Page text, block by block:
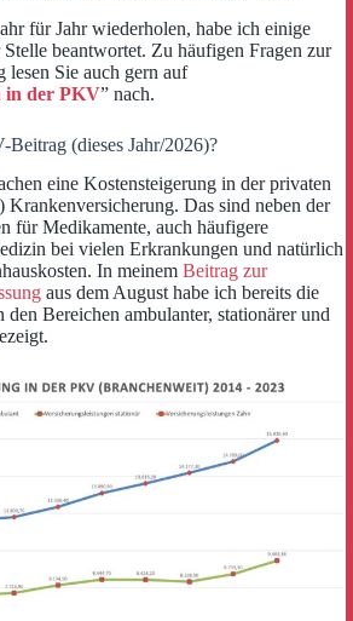
für Jahr wiederholen, habe ich einige
beantwortet. Zu häufigen Fragen zur
lesen Sie auch gern auf
in der PKV” nach.
(dieses Jahr/2026)?
eine Kostensteigerung in der privaten
Krankenversicherung. Das sind neben der
für Medikamente, auch häufigere
bei vielen Erkrankungen und natürlich
In meinem Beitrag zur
aus dem August habe ich bereits die
Bereichen ambulanter, stationärer und